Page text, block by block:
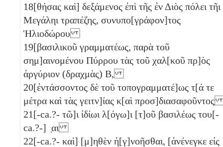
18[θήσας καὶ] δεξάμενος ἐπὶ τῆς ἐν Διὸς πόλει τῆι
Μεγάληι τραπέζης, συνυπο[γράφον]τος
Ἡλιοδώρου
19[βασιλικοῦ γραμματέως, παρὰ τοῦ
σημ]αινομένου Πύρρου τὰς τοῦ χαλ[κοῦ πρ]ὸς
ἀργύριον (δραχμὰς) Β,
20[ἐντάσσοντος δὲ τοῦ τοπογραμματέ]ως τ[ά τε
μέτρα καὶ τὰς γειτν]ίας κ[αὶ
21[-ca.?- τῶ]ι ἰδίωι λ[όγω]ι [τ]οῦ βασιλέως του[-
ca.?-] ̣αι
22[-ca.?- καὶ] [μ]ηθὲν ἠ[γ]νοῆσθαι, [ἀνένεγκε εἰς